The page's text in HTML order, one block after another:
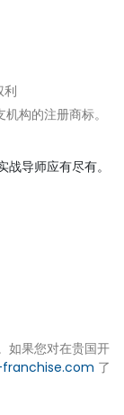
利
构的注册商标。
导师应有尽有。
如果您对在贵国开
了